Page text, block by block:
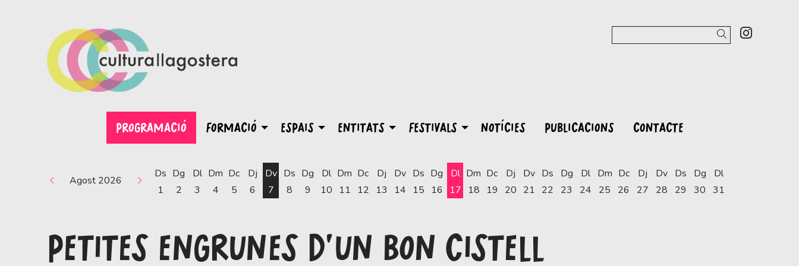
Link a
Cercar
PROGRAMACIÓ FORMACIÓ ESPAIS ENTITATS FESTIVALS NOTÍCIES PUBLICACIONS CONTACTE
Agost 2026
Ds
1
Dg
2
Dl
3
Dm
4
Dc
5
Dj
6
Dv
7
Ds
8
Dg
9
Dl
10
Dm
11
Dc
12
Dj
13
Dv
14
Ds
15
Dg
16
Dl
17
Dm
18
Dc
19
Dj
20
Dv
21
Ds
22
Dg
23
Dl
24
Dm
25
Dc
26
Dj
27
Dv
28
Ds
29
Dg
30
Dl
31
PETITES ENGRUNES D'UN BON CISTELL